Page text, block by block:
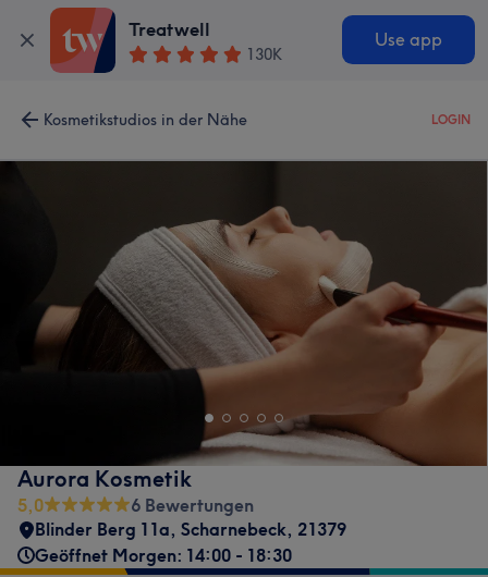
Treatwell
130K
Use app
Kosmetikstudios in der Nähe LOGIN
Aurora Kosmetik
5,0
6 Bewertungen
Blinder Berg 11a, Scharnebeck, 21379
Geöffnet Morgen: 14:00 - 18:30